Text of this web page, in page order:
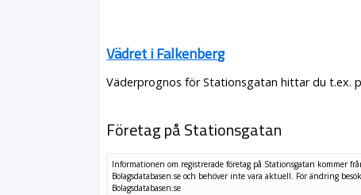
Vädret i Falkenberg
Väderprognos för Stationsgatan hittar du t.ex.
Företag på Stationsgatan
Informationen om registrerade företag på Stationsgatan kommer
Bolagsdatabasen.se och behöver inte vara aktuell. För ändring besök
Bolagsdatabasen.se